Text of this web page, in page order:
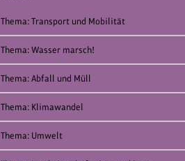
Thema: Transport und Mobilität
Thema: Wasser marsch!
Thema: Abfall und Müll
Thema: Klimawandel
Thema: Umwelt